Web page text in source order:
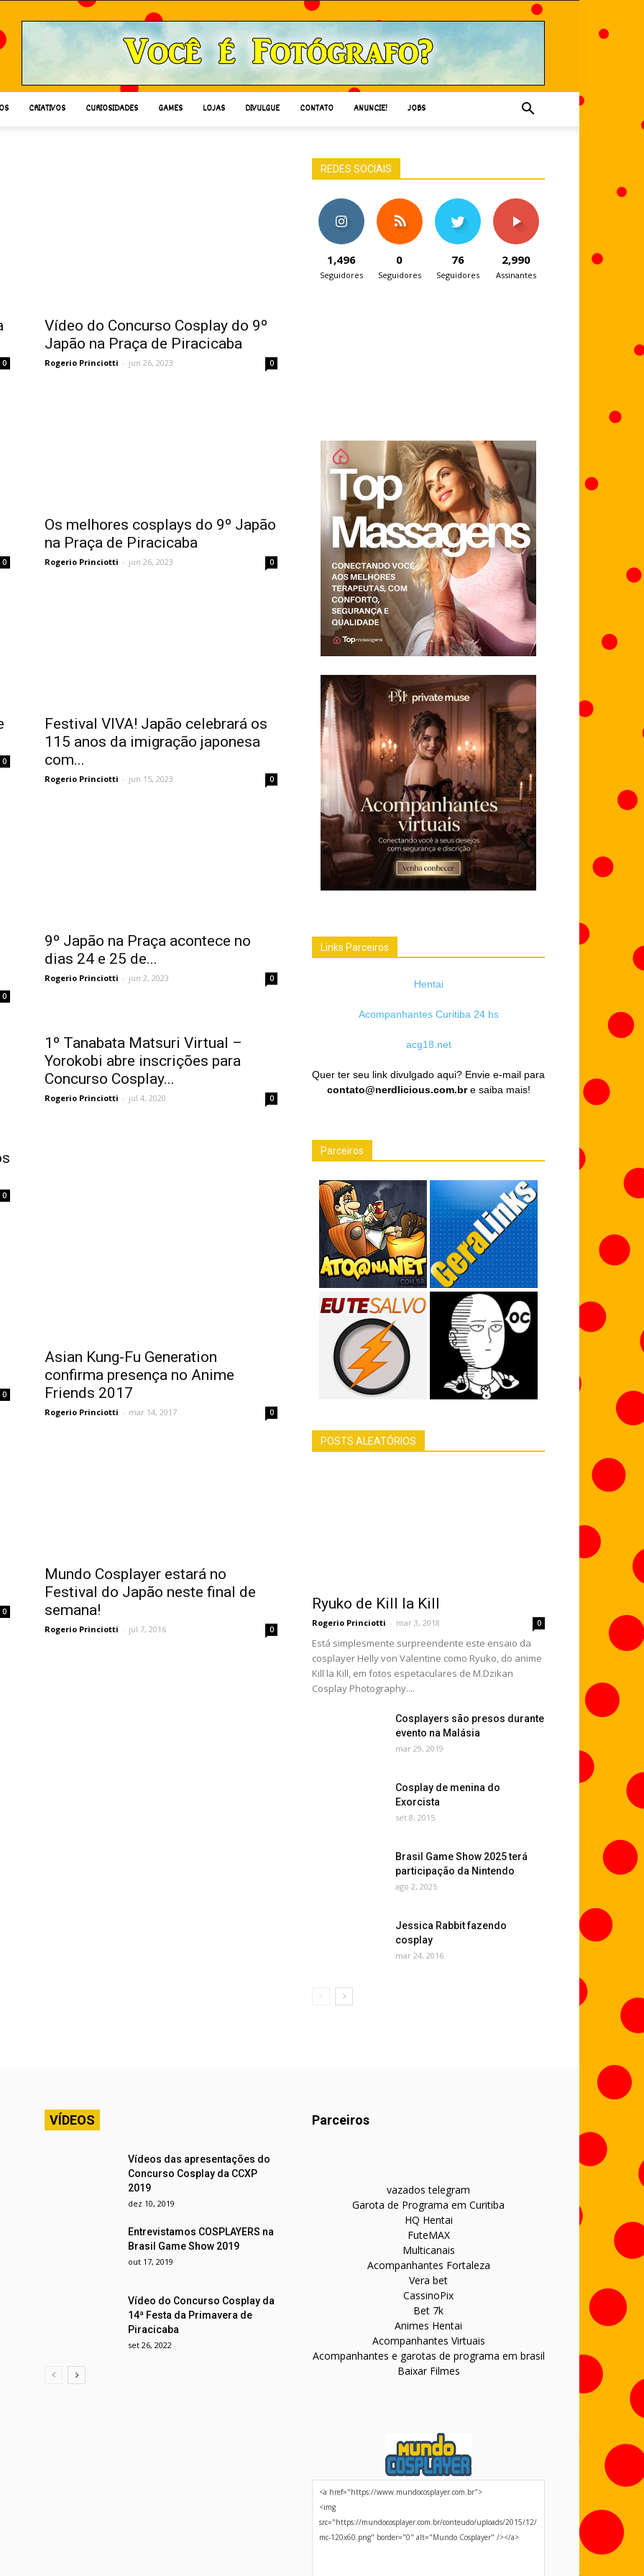
CRIATIVOS CURIOSIDADES GAMES LOJAS DIVULGUE CONTATO ANUNCIE! JOBS
0
Vídeo do Concurso Cosplay do 9º
Japão na Praça de Piracicaba
Rogerio Princiotti - jun 26, 2023 0
0
Os melhores cosplays do 9º Japão
na Praça de Piracicaba
Rogerio Princiotti - jun 26, 2023 0
0
Festival VIVA! Japão celebrará os
115 anos da imigração japonesa
com...
Rogerio Princiotti - jun 15, 2023 0
0
9º Japão na Praça acontece no
dias 24 e 25 de...
Rogerio Princiotti - jun 2, 2023 0
0
1º Tanabata Matsuri Virtual –
Yorokobi abre inscrições para
Concurso Cosplay...
Rogerio Princiotti - jul 4, 2020 0
0
Asian Kung-Fu Generation
confirma presença no Anime
Friends 2017
Rogerio Princiotti - mar 14, 2017 0
0
Mundo Cosplayer estará no
Festival do Japão neste final de
semana!
Rogerio Princiotti - jul 7, 2016 0
REDES SOCIAIS
1,496
Seguidores
0
Seguidores
76
Seguidores
2,990
Assinantes
Links Parceiros
Hentai
Acompanhantes Curitiba 24 hs
acg18.net
Quer ter seu link divulgado aqui? Envie e-mail para
contato@nerdlicious.com.bre saiba mais!
Parceiros
POSTS ALEATÓRIOS
Ryuko de Kill la Kill
Rogerio Princiotti - mar 3, 2018 0
Está simplesmente surpreendente este ensaio da
cosplayer Helly von Valentine como Ryuko, do anime
Kill la Kill, em fotos espetaculares de M.Dzikan
Cosplay Photography....
Cosplayers são presos durante
evento na Malásia
mar 29, 2019
Cosplay de menina do
Exorcista
set 8, 2015
Brasil Game Show 2025 terá
participação da Nintendo
ago 2, 2025
Jessica Rabbit fazendo
cosplay
mar 24, 2016
VÍDEOS
Vídeos das apresentações do
Concurso Cosplay da CCXP
2019
dez 10, 2019
Entrevistamos COSPLAYERS na
Brasil Game Show 2019
out 17, 2019
Vídeo do Concurso Cosplay da
14ª Festa da Primavera de
Piracicaba
set 26, 2022
Parceiros
vazados telegram
Garota de Programa em Curitiba
HQ Hentai
FuteMAX
Multicanais
Acompanhantes Fortaleza
Vera bet
CassinoPix
Bet 7k
Animes Hentai
Acompanhantes Virtuais
Acompanhantes e garotas de programa em brasil
Baixar Filmes